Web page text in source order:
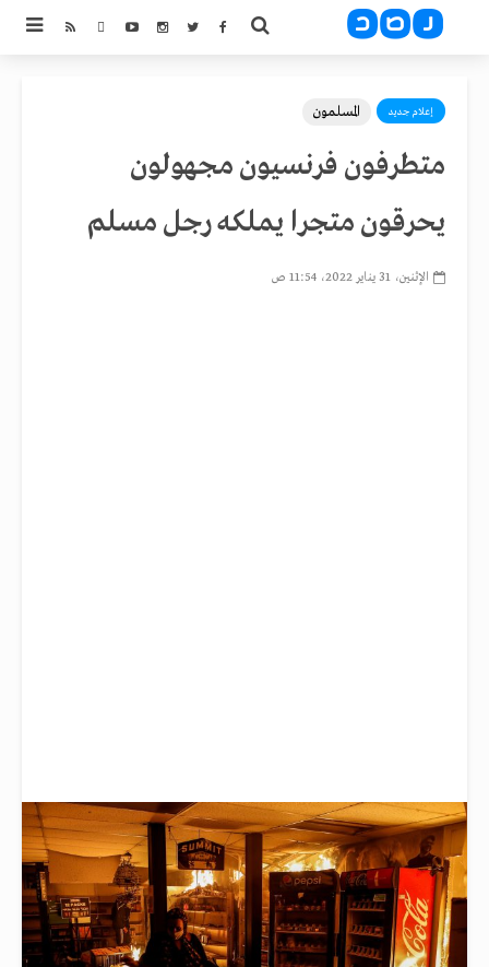
إعلام جديد المسلمون
متطرفون فرنسيون مجهولون
يحرقون متجرا يملكه رجل مسلم
الإثنين، 31 يناير 2022، 11:54 ص